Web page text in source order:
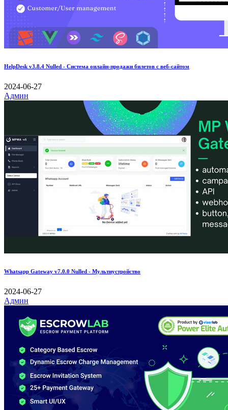
HelpDesk v3.8.4 Nulled - Система онлайн-продажи билетов с веб-сайтом
2024-06-27
Админ
Whatsapp Gateway v7.0.0 Nulled - Мультиустройство
2024-06-27
Админ